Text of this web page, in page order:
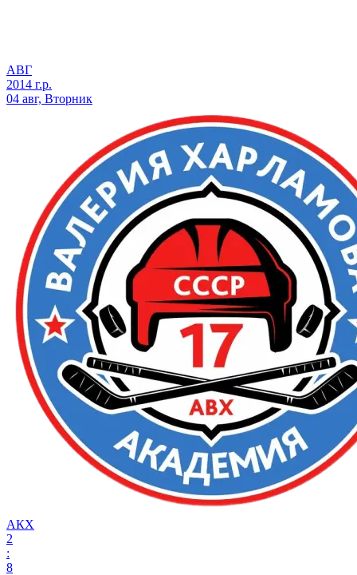
АВГ
2014 г.р.
04 авг, Вторник
АКХ
2
:
8